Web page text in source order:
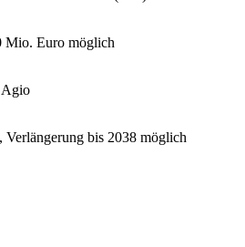
Mio. Euro möglich
Agio
Verlängerung bis 2038 möglich